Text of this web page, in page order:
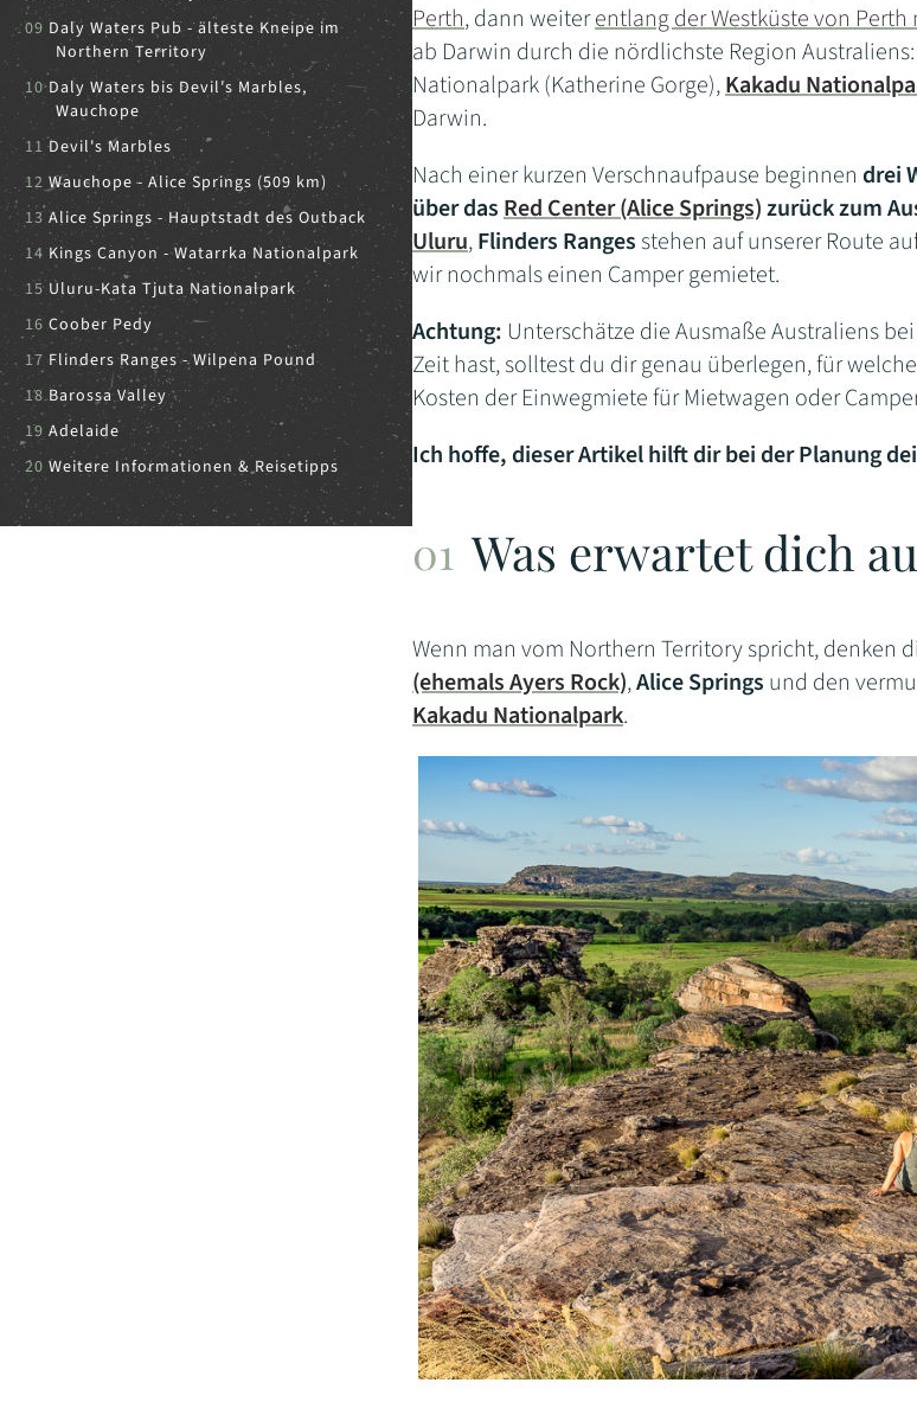
Perth, dann weiterentlang der Westküste von
ab Darwin durch die nördlichste Region Australiens:
Nationalpark (Katherine Gorge),Kakadu
Darwin.
Nach einer kurzen Verschnaufpause beginnen drei
über dasRed Center (Alice Springs)zurück zum
Uluru,Flinders Rangesstehen auf unserer Route
wir nochmals einen Camper gemietet.
Achtung: Unterschätze die Ausmaße Australiens
Zeit hast, solltest du dir genau überlegen, für
Kosten der Einwegmiete für Mietwagen oder
Ich hoffe, dieser Artikel hilft dir bei der Planung
Was erwartet dich
Wenn man vom Northern Territory spricht, denken
(ehemals Ayers Rock),Alice Springs und den
Kakadu Nationalpark.
Daly Waters Pub - älteste Kneipe im
Northern Territory
Daly Waters bis Devil's Marbles,
Wauchope
Devil's Marbles
Wauchope - Alice Springs (509 km)
Alice Springs - Hauptstadt des Outback
Kings Canyon - Watarrka Nationalpark
Uluru-Kata Tjuta Nationalpark
Coober Pedy
Flinders Ranges - Wilpena Pound
Barossa Valley
Adelaide
Weitere Informationen & Reisetipps